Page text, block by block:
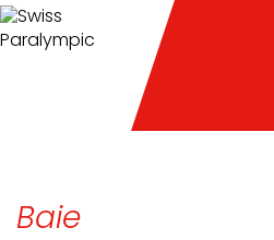
Baie